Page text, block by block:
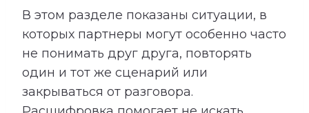
В этом разделе показаны ситуации, в
которых партнеры могут особенно часто
не понимать друг друга, повторять
один и тот же сценарий или
закрываться от разговора.